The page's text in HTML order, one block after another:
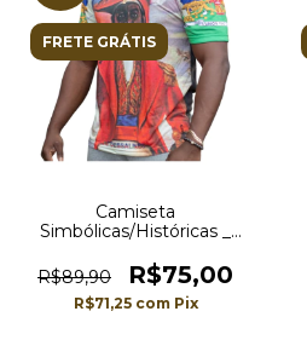
FRETE GRÁTIS
Camiseta
Simbólicas/Históricas _
Pai da Independência
Haitiana
R$89,90 R$75,00
R$71,25 com Pix